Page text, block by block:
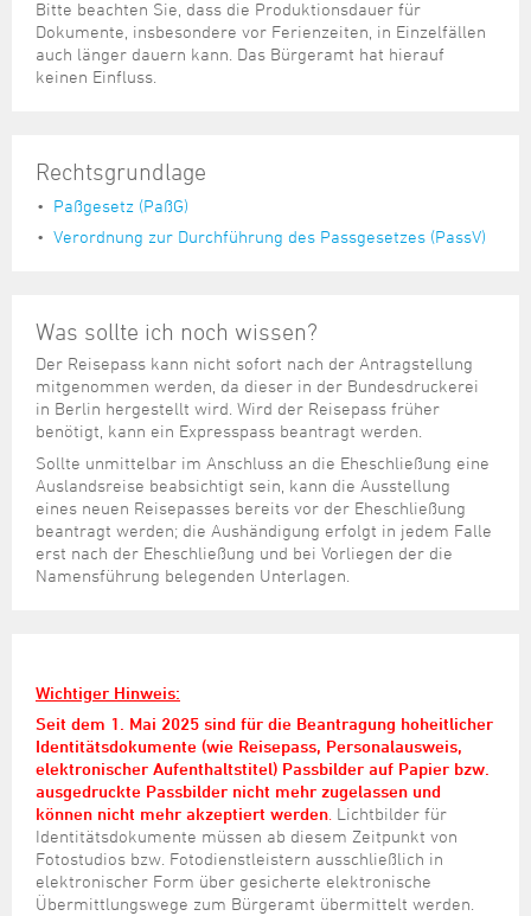
Bitte beachten Sie, dass die Produktionsdauer für
Dokumente, insbesondere vor Ferienzeiten, in Einzelfällen
auch länger dauern kann. Das Bürgeramt hat hierauf
keinen Einfluss.
Rechtsgrundlage
Paßgesetz (PaßG)
Verordnung zur Durchführung des Passgesetzes (PassV)
Was sollte ich noch wissen?
Der Reisepass kann nicht sofort nach der Antragstellung
mitgenommen werden, da dieser in der Bundesdruckerei
in Berlin hergestellt wird. Wird der Reisepass früher
benötigt, kann ein Expresspass beantragt werden.
Sollte unmittelbar im Anschluss an die Eheschließung eine
Auslandsreise beabsichtigt sein, kann die Ausstellung
eines neuen Reisepasses bereits vor der Eheschließung
beantragt werden; die Aushändigung erfolgt in jedem Falle
erst nach der Eheschließung und bei Vorliegen der die
Namensführung belegenden Unterlagen.
Wichtiger Hinweis:
Seit dem 1. Mai 2025 sind für die Beantragung hoheitlicher
Identitätsdokumente (wie Reisepass, Personalausweis,
elektronischer Aufenthaltstitel) Passbilder auf Papier bzw.
ausgedruckte Passbilder nicht mehr zugelassen und
können nicht mehr akzeptiert werden Lichtbilder für
Identitätsdokumente müssen ab diesem Zeitpunkt von
Fotostudios bzw. Fotodienstleistern ausschließlich in
elektronischer Form über gesicherte elektronische
Übermittlungswege zum Bürgeramt übermittelt werden.